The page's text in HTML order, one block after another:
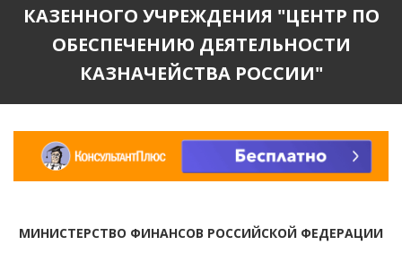
КАЗЕННОГО УЧРЕЖДЕНИЯ "ЦЕНТР ПО
ОБЕСПЕЧЕНИЮ ДЕЯТЕЛЬНОСТИ
КАЗНАЧЕЙСТВА РОССИИ"
МИНИСТЕРСТВО ФИНАНСОВ РОССИЙСКОЙ ФЕДЕРАЦИИ